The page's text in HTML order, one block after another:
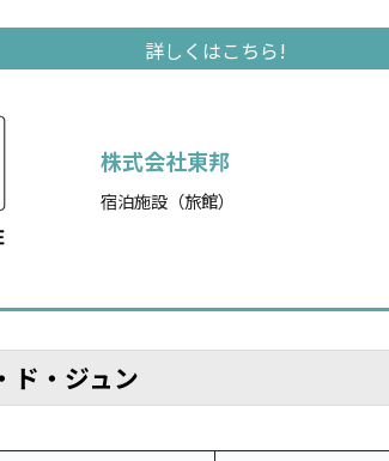
株式会社東邦
宿泊施設（旅館）
ド・ジュン